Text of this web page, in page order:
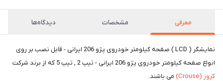
معرفی مشخصات دیدگاه‌ها
نمایشگر ( LCD ) صفحه کیلومتر خودروی پژو 206 ایرانی - قابل نصب بر روی
انواع صفحه کیلومتر خودروی پژو 206 ایرانی - تیپ 2 , تیپ 5 که از برند شرکت
کروز (Crouse)
می باشند.